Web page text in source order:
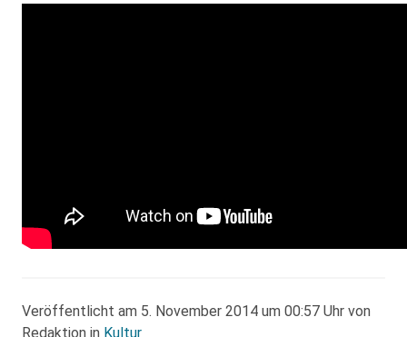
Veröffentlicht am 5. November 2014 um 00:57 Uhr von
Redaktion in Kultur